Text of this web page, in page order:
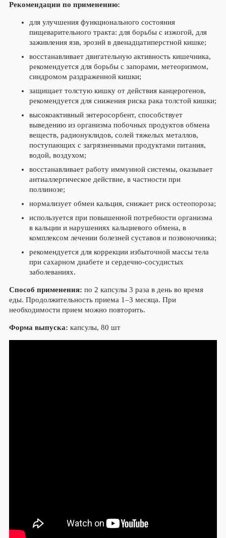
Рекомендации по применению:
для улучшения функционального состояния
пищеварительного тракта: для борьбы с изжогой, для
заживления язв, эрозий в двенадцатиперстной кишке;
восстанавливает двигательную активность кишечника,
рекомендуется для борьбы с запорами, метеоризмом,
синдромом раздраженной кишки;
защищает толстую кишку от действия канцерогенов,
рекомендуется для снижения риска рака толстой кишки;
высокоактивный энтеросорбент, способствует
выведению из организма побочных продуктов обмена
веществ, радионуклидов, солей тяжелых металлов,
поступающих с загрязненными продуктами питания,
водой, воздухом;
восстанавливает работу иммунной системы, оказывает
антиаллергическое действие, в частности при
поллинозе;
нормализует обмен кальция, снижает риск остеопороза;
используется при повышенной потребности организма
в кальции и нарушениях кальциевого обмена, в
комплексом лечении болезней суставов и позвоночника;
рекомендуется для коррекции избыточной массы тела
при сахарном диабете и сердечно-сосудистых
заболеваниях.
Способ применения: по 2 капсулы 3 раза в день во время
еды. Продолжительность приема 1–3 месяца. При
необходимости прием можно повторить.
Форма выпуска: капсулы, 80 шт